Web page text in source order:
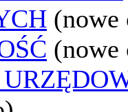
(nowe
(nowe